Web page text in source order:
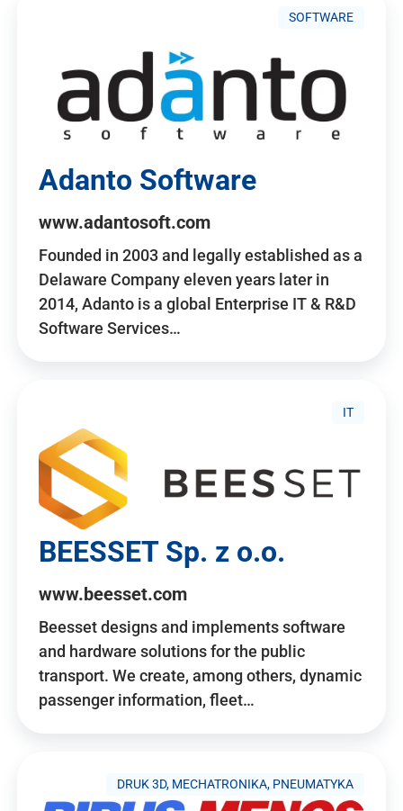
SOFTWARE
Adanto Software
www.adantosoft.com
Founded in 2003 and legally established as a
Delaware Company eleven years later in
2014, Adanto is a global Enterprise IT & R&D
Software Services…
IT
BEESSET Sp. z o.o.
www.beesset.com
Beesset designs and implements software
and hardware solutions for the public
transport. We create, among others, dynamic
passenger information, fleet…
DRUK 3D, MECHATRONIKA, PNEUMATYKA